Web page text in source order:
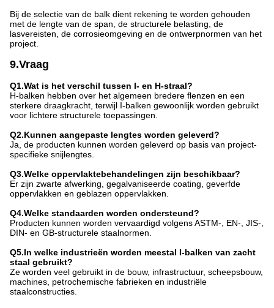
Bij de selectie van de balk dient rekening te worden gehouden
met de lengte van de span, de structurele belasting, de
lasvereisten, de corrosieomgeving en de ontwerpnormen van het
project.
9.Vraag
Q1.Wat is het verschil tussen I- en H-straal?
H-balken hebben over het algemeen bredere flenzen en een
sterkere draagkracht, terwijl I-balken gewoonlijk worden gebruikt
voor lichtere structurele toepassingen.
Q2.Kunnen aangepaste lengtes worden geleverd?
Ja, de producten kunnen worden geleverd op basis van project-
specifieke snijlengtes.
Q3.Welke oppervlaktebehandelingen zijn beschikbaar?
Er zijn zwarte afwerking, gegalvaniseerde coating, geverfde
oppervlakken en geblazen oppervlakken.
Q4.Welke standaarden worden ondersteund?
Producten kunnen worden vervaardigd volgens ASTM-, EN-, JIS-,
DIN- en GB-structurele staalnormen.
Q5.In welke industrieën worden meestal I-balken van zacht
staal gebruikt?
Ze worden veel gebruikt in de bouw, infrastructuur, scheepsbouw,
machines, petrochemische fabrieken en industriële
staalconstructies.